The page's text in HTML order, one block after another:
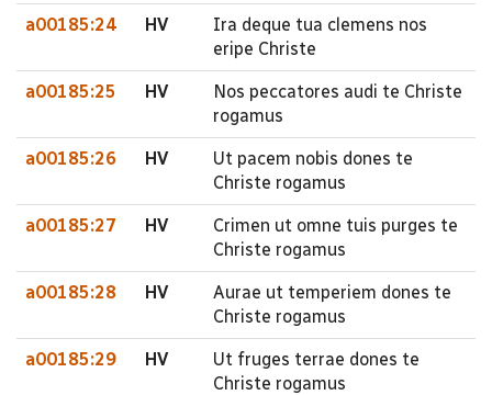
a00185:24 HV
Ira deque tua clemens nos
eripe Christe
a00185:25 HV
Nos peccatores audi te Christe
rogamus
a00185:26 HV
Ut pacem nobis dones te
Christe rogamus
a00185:27 HV
Crimen ut omne tuis purges te
Christe rogamus
a00185:28 HV
Aurae ut temperiem dones te
Christe rogamus
a00185:29 HV
Ut fruges terrae dones te
Christe rogamus